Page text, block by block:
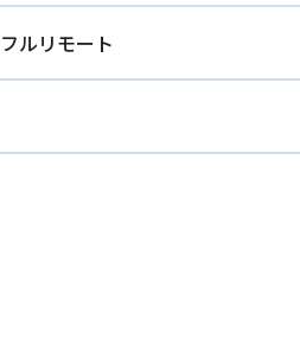
フルリモート